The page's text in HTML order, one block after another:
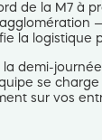
de la M7 à
la
demi-
se
sur vos